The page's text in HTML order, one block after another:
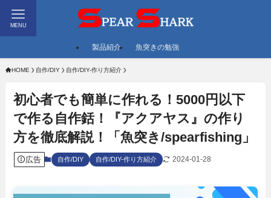
MENU
製品紹介 魚突きの勉強
HOME 自作/DIY 自作/DIY-作り方紹介
初心者でも簡単に作れる！5000円以下
で作る自作銛！『アクアヤス』の作り
方を徹底解説！「魚突き/spearfishing」
広告 自作/DIY 自作/DIY-作り方紹介 2024-01-28